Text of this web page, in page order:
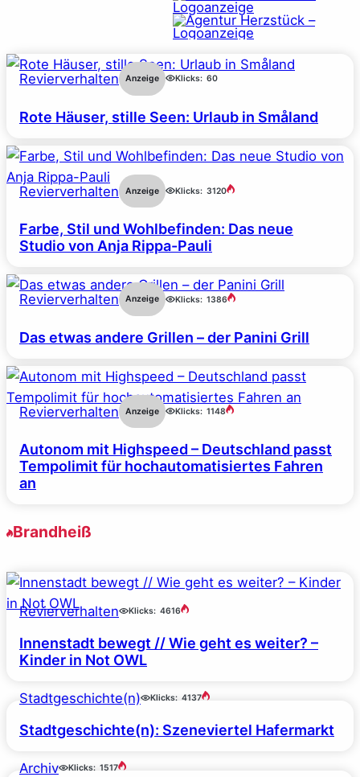
Revierverhalten Anzeige Klicks: 60
Rote Häuser, stille Seen: Urlaub in Småland
Revierverhalten Anzeige Klicks: 3120
Farbe, Stil und Wohlbefinden: Das neue
Studio von Anja Rippa-Pauli
Revierverhalten Anzeige Klicks: 1386
Das etwas andere Grillen – der Panini Grill
Revierverhalten Anzeige Klicks: 1148
Autonom mit Highspeed – Deutschland passt
Tempolimit für hochautomatisiertes Fahren
an
Brandheiß
Revierverhalten Klicks: 4616
Innenstadt bewegt // Wie geht es weiter? –
Kinder in Not OWL
Stadtgeschichte(n) Klicks: 4137
Stadtgeschichte(n): Szeneviertel Hafermarkt
Archiv Klicks: 1517